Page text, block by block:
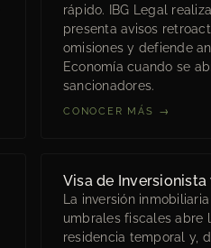
rápido. IBG Legal
presenta avisos
omisiones y defiende
Economía cuando se
sancionadores.
CONOCER MÁS →
Visa de Inversionista
La inversión
umbrales fiscales abre
residencia temporal y,